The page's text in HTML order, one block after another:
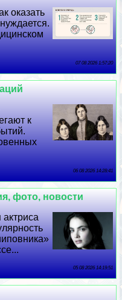
оказать
07 08 2026 1:57:20
к
06 08 2026 14:28:41
фото, новости
05 08 2026 14:19:51